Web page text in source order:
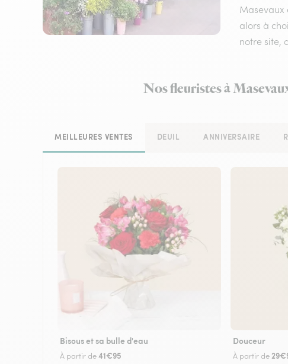
Masevaux
alors à
notre site,
Nos fleuristes à
MEILLEURES VENTES DEUIL ANNIVERSAIRE
Bisous et sa bulle d'eau
À partir de41€95
Douceur
À partir de